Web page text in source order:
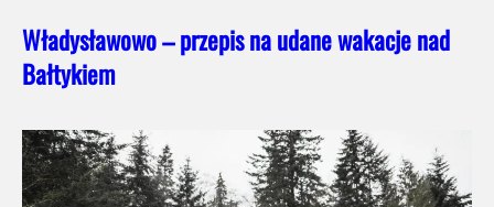
Władysławowo – przepis na udane wakacje nad
Bałtykiem